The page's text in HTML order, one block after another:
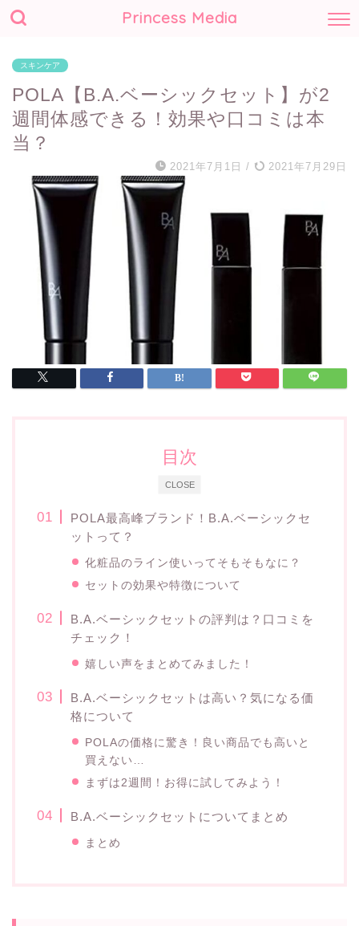
Princess Media
スキンケア
POLA【B.A.ベーシックセット】が2
週間体感できる！効果や口コミは本
当？
2021年7月1日 / 2021年7月29日
CLOSE
目次
POLA最高峰ブランド！B.A.ベーシックセ
ットって？
化粧品のライン使いってそもそもなに？
セットの効果や特徴について
B.A.ベーシックセットの評判は？口コミを
チェック！
嬉しい声をまとめてみました！
B.A.ベーシックセットは高い？気になる価
格について
POLAの価格に驚き！良い商品でも高いと
買えない…
まずは2週間！お得に試してみよう！
B.A.ベーシックセットについてまとめ
まとめ